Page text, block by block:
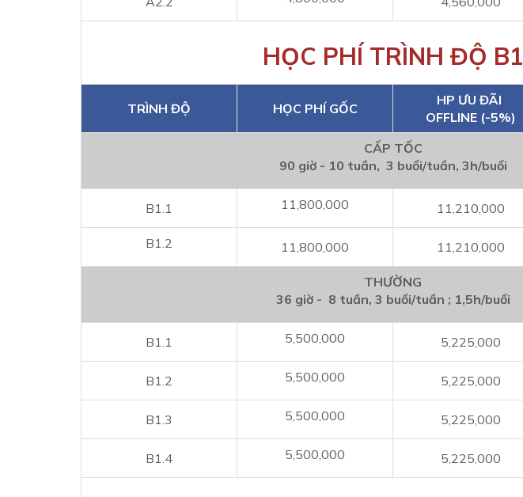
HỌC PHÍ TRÌNH ĐỘ B1
TRÌNH ĐỘ HỌC PHÍ GỐC
HP ƯU ĐÃI
OFFLINE (-5%)
CẤP TỐC
90 giờ - 10 tuần, 3 buổi/tuần, 3h/buổi
B1.1 11,800,000 11,210,000
B1.2 11,800,000 11,210,000
THƯỜNG
36 giờ - 8 tuần, 3 buổi/tuần ; 1,5h/buổi
B1.1 5,500,000 5,225,000
B1.2 5,500,000 5,225,000
B1.3 5,500,000 5,225,000
B1.4 5,500,000 5,225,000